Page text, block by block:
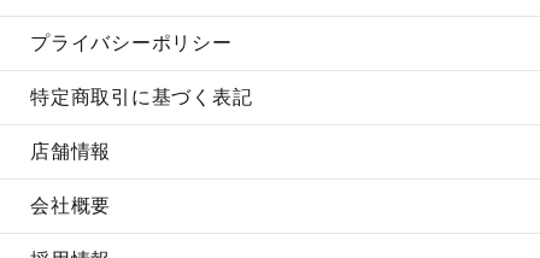
プライバシーポリシー
特定商取引に基づく表記
店舗情報
会社概要